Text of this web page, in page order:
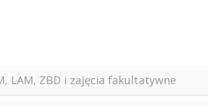
LAM, ZBD i zajęcia fakultatywne